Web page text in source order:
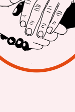
von
nicht seit
die
Quorum